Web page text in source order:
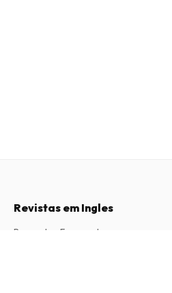
Revistas em Ingles
Perguntas Frequentes